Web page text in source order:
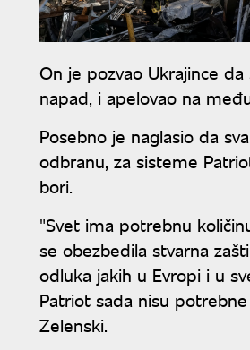
On je pozvao Ukrajince
napad, i apelovao na
Posebno je naglasio da
odbranu, za sisteme
bori.
"Svet ima potrebnu
se obezbedila stvarna
odluka jakih u Evropi i u
Patriot sada nisu
Zelenski.